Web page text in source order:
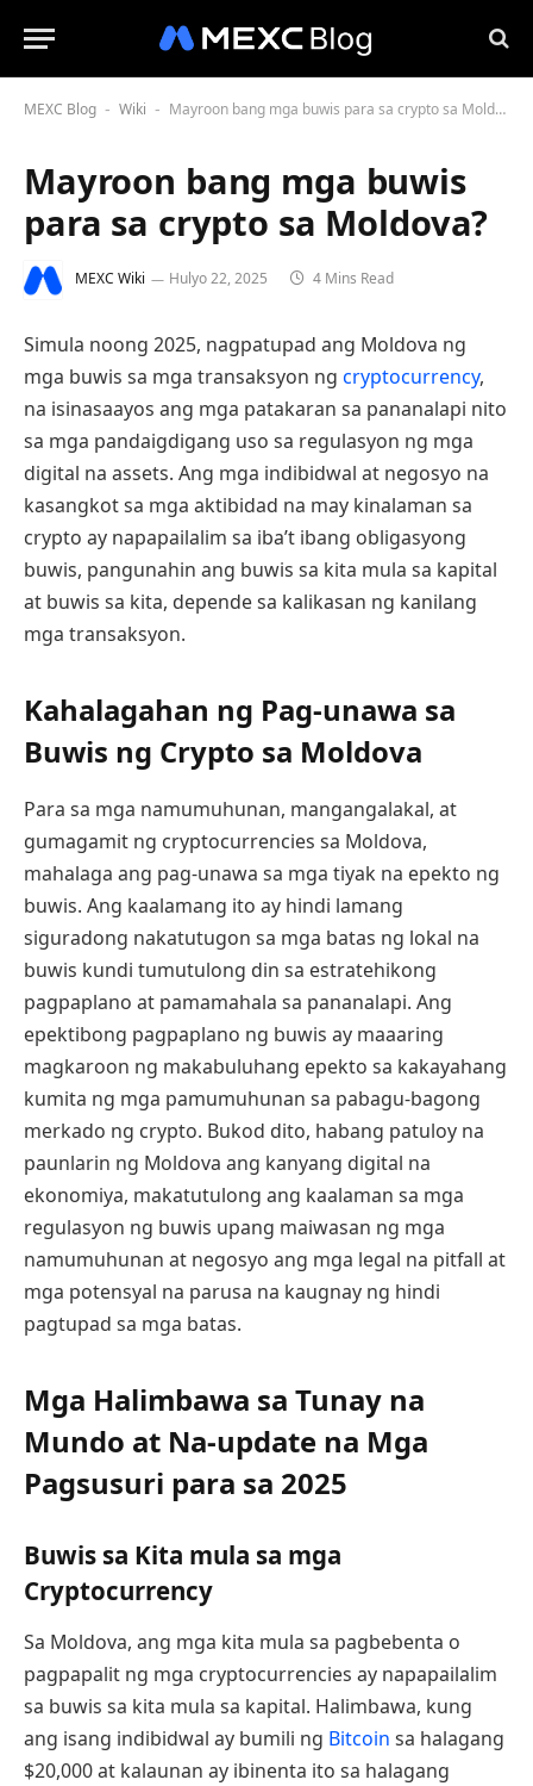
MEXC Blog - Wiki - Mayroon bang mga buwis para sa crypto sa Moldova?
Mayroon bang mga buwis
para sa crypto sa Moldova?
MEXC Wiki Hulyo 22, 2025 4 Mins Read
Simula noong 2025, nagpatupad ang Moldova ng
mga buwis sa mga transaksyon ng cryptocurrency,
na isinasaayos ang mga patakaran sa pananalapi nito
sa mga pandaigdigang uso sa regulasyon ng mga
digital na assets. Ang mga indibidwal at negosyo na
kasangkot sa mga aktibidad na may kinalaman sa
crypto ay napapailalim sa iba’t ibang obligasyong
buwis, pangunahin ang buwis sa kita mula sa kapital
at buwis sa kita, depende sa kalikasan ng kanilang
mga transaksyon.
Kahalagahan ng Pag-unawa sa
Buwis ng Crypto sa Moldova
Para sa mga namumuhunan, mangangalakal, at
gumagamit ng cryptocurrencies sa Moldova,
mahalaga ang pag-unawa sa mga tiyak na epekto ng
buwis. Ang kaalamang ito ay hindi lamang
siguradong nakatutugon sa mga batas ng lokal na
buwis kundi tumutulong din sa estratehikong
pagpaplano at pamamahala sa pananalapi. Ang
epektibong pagpaplano ng buwis ay maaaring
magkaroon ng makabuluhang epekto sa kakayahang
kumita ng mga pamumuhunan sa pabagu-bagong
merkado ng crypto. Bukod dito, habang patuloy na
paunlarin ng Moldova ang kanyang digital na
ekonomiya, makatutulong ang kaalaman sa mga
regulasyon ng buwis upang maiwasan ng mga
namumuhunan at negosyo ang mga legal na pitfall at
mga potensyal na parusa na kaugnay ng hindi
pagtupad sa mga batas.
Mga Halimbawa sa Tunay na
Mundo at Na-update na Mga
Pagsusuri para sa 2025
Buwis sa Kita mula sa mga
Cryptocurrency
Sa Moldova, ang mga kita mula sa pagbebenta o
pagpapalit ng mga cryptocurrencies ay napapailalim
sa buwis sa kita mula sa kapital. Halimbawa, kung
ang isang indibidwal ay bumili ng Bitcoin sa halagang
$20,000 at kalaunan ay ibinenta ito sa halagang